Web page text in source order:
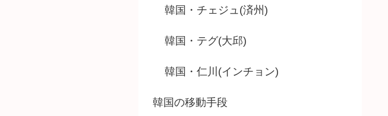
韓国・チェジュ(済州)
韓国・テグ(大邱)
韓国・仁川(インチョン)
韓国の移動手段